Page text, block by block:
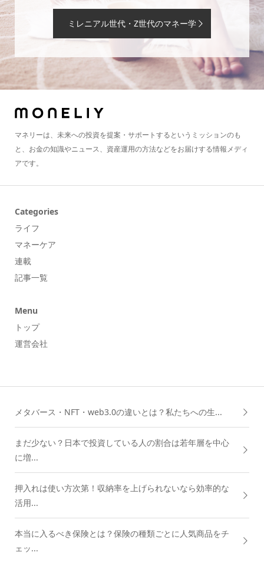
ミレニアル世代・Z世代のマネー学
マネリーは、未来への投資を提案・サポートするというミッションのも
と、お金の知識やニュース、資産運用の方法などをお届けする情報メディ
アです。
Categories
ライフ
マネーケア
連載
記事一覧
Menu
トップ
運営会社
メタバース・NFT・web3.0の違いとは？私たちへの生...
まだ少ない？日本で投資している人の割合は若年層を中心
に増...
押入れは使い方次第！収納率を上げられないなら効率的な
活用...
本当に入るべき保険とは？保険の種類ごとに人気商品をチ
ェッ...